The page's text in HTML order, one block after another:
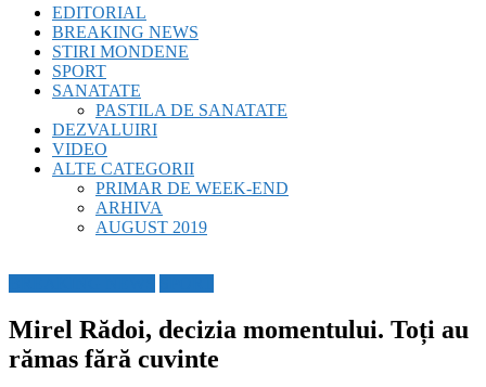
Sud
EDITORIAL
BREAKING NEWS
STIRI MONDENE
SPORT
SANATATE
PASTILA DE SANATATE
DEZVALUIRI
VIDEO
ALTE CATEGORII
PRIMAR DE WEEK-END
ARHIVA
AUGUST 2019
Mirel Rădoi, decizia momentului. Toți au
rămas fără cuvinte